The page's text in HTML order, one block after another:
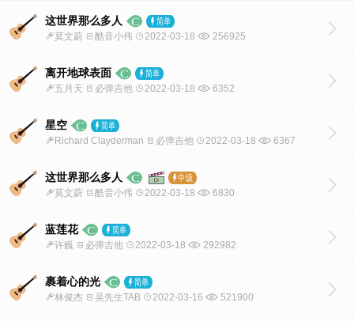
这世界那么多人
莫文蔚 酷音小伟 2022-03-18 256925
离开地球表面
五月天 必弹吉他 2022-03-18 6352
星空
Richard Clayderman 必弹吉他 2022-03-18 6367
这世界那么多人
莫文蔚 酷音小伟 2022-03-18 6830
蓝莲花
许巍 必弹吉他 2022-03-18 292982
裹着心的光
林俊杰 吴先生TAB 2022-03-16 521900